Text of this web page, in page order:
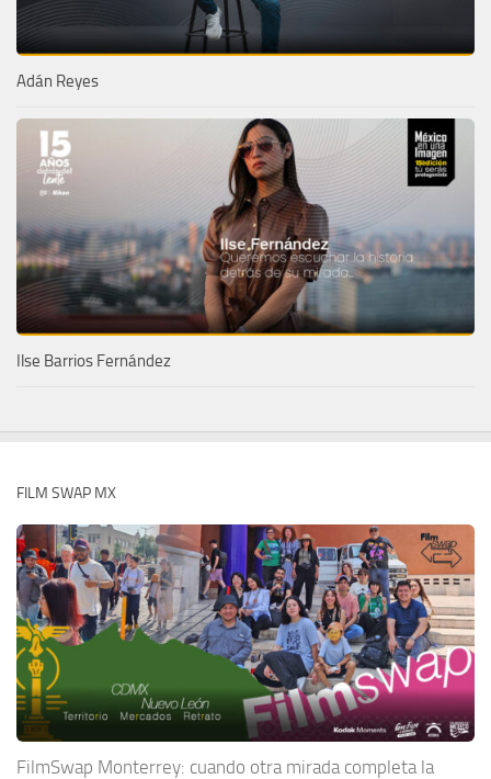
Adán Reyes
Ilse Barrios Fernández
FILM SWAP MX
FilmSwap Monterrey: cuando otra mirada completa la